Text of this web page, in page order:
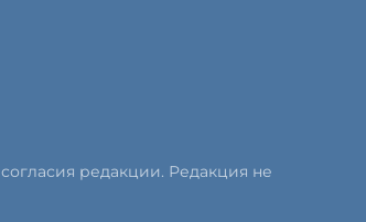
редакции. Редакция не